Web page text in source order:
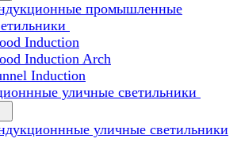
промышленные
Induction
Induction Arch
Induction
уличные светильники
уличные светильники